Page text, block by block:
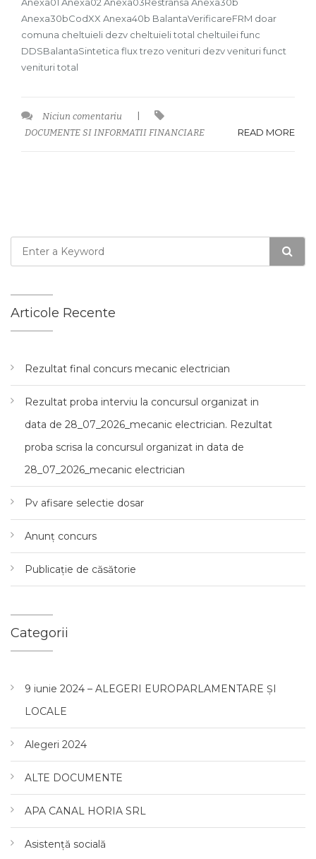
Anexa30bCodXX Anexa40b BalantaVerificareFRM doar
comuna cheltuieli dezv cheltuieli total cheltuilei func
DDSBalantaSintetica flux trezo venituri dezv venituri funct
venituri total
Niciun comentariu
DOCUMENTE SI INFORMATII FINANCIARE
READ MORE
Articole Recente
Rezultat final concurs mecanic electrician
Rezultat proba interviu la concursul organizat in
data de 28_07_2026_mecanic electrician. Rezultat
proba scrisa la concursul organizat in data de
28_07_2026_mecanic electrician
Pv afisare selectie dosar
Anunț concurs
Publicație de căsătorie
Categorii
9 iunie 2024 – ALEGERI EUROPARLAMENTARE ȘI
LOCALE
Alegeri 2024
ALTE DOCUMENTE
APA CANAL HORIA SRL
Asistență socială